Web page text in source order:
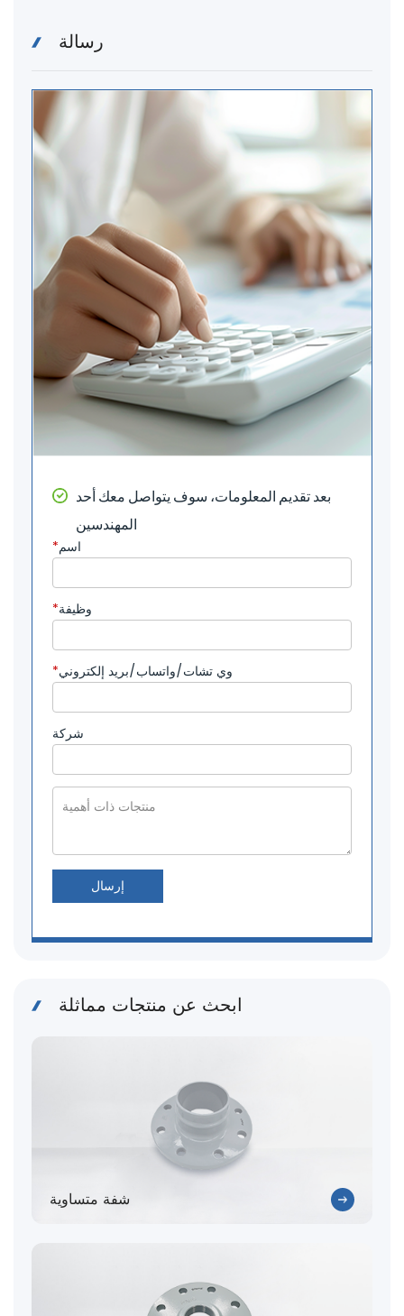
رسالة
بعد تقديم المعلومات، سوف يتواصل معك أحد
المهندسين
*اسم
*وظيفة
*وي تشات/واتساب/بريد إلكتروني
شركة
إرسال
ابحث عن منتجات مماثلة
شفة متساوية